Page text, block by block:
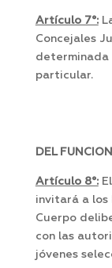
Artículo 7°:
Concejales
determinada
particular.
DEL
Artículo 8°:El
invitará a los
Cuerpo
con las
jóvenes